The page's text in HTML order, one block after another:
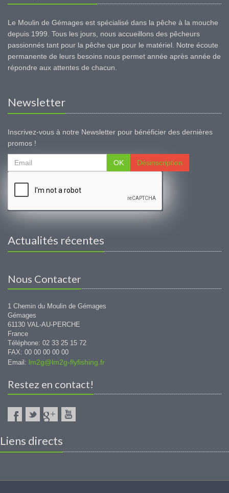
Le Moulin de Gémages est spécialisé dans la pêche à la mouche
depuis 1999. Tous les jours, nous accueillons des pêcheurs
passionnés tant pour la pêche que pour le matériel. Notre écoute
permanente de leurs besoins nous permet année après année de
répondre aux attentes de chacun.
Newsletter
Inscrivez-vous à notre Newsletter pour bénéficier des dernières
promos !
OK Désinscription
Actualités récentes
Nous Contacter
1 Chemin du Moulin de Gémages
Gémages
61130 VAL-AU-PERCHE
France
Téléphone: 02 33 25 15 72
FAX: 00 00 00 00 00
Email: lm2g@lm2g-flyfishing.fr
Restez en contact!
Liens directs